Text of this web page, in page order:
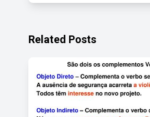
Related Posts